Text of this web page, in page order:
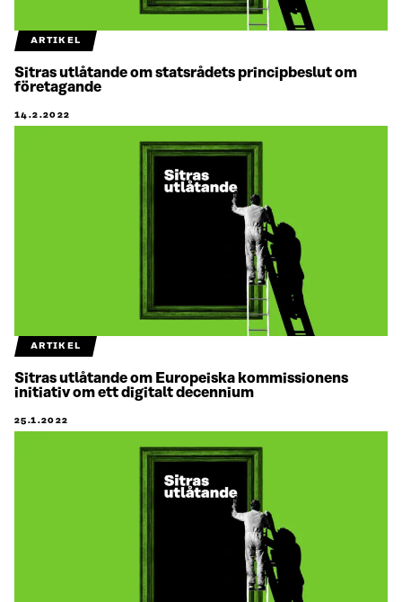
ARTIKEL
Sitras utlåtande om statsrådets principbeslut om
företagande
14.2.2022
ARTIKEL
Sitras utlåtande om Europeiska kommissionens
initiativ om ett digitalt decennium
25.1.2022